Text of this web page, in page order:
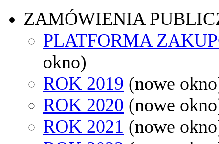
ZAMÓWIENIA
PLATFORMA
okno)
ROK 2019 (nowe
ROK 2020 (nowe
ROK 2021 (nowe